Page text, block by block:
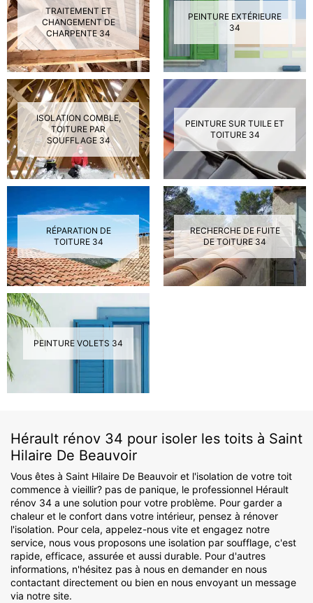
TRAITEMENT ET
CHANGEMENT DE
CHARPENTE 34
PEINTURE EXTÉRIEURE
34
ISOLATION COMBLE,
TOITURE PAR
SOUFFLAGE 34
PEINTURE SUR TUILE ET
TOITURE 34
RÉPARATION DE
TOITURE 34
RECHERCHE DE FUITE
DE TOITURE 34
PEINTURE VOLETS 34
Hérault rénov 34 pour isoler les toits à Saint
Hilaire De Beauvoir
Vous êtes à Saint Hilaire De Beauvoir et l'isolation de votre toit
commence à vieillir? pas de panique, le professionnel Hérault
rénov 34 a une solution pour votre problème. Pour garder a
chaleur et le confort dans votre intérieur, pensez à rénover
l'isolation. Pour cela, appelez-nous vite et engagez notre
service, nous vous proposons une isolation par soufflage, c'est
rapide, efficace, assurée et aussi durable. Pour d'autres
informations, n'hésitez pas à nous en demander en nous
contactant directement ou bien en nous envoyant un message
via notre site.